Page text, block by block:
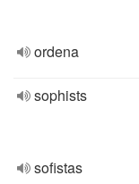
ordena
sophists
sofistas